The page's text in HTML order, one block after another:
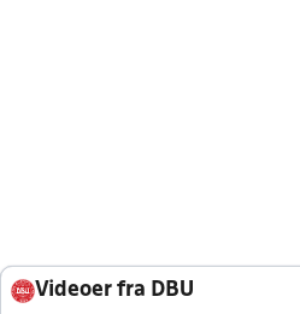
Videoer fra DBU